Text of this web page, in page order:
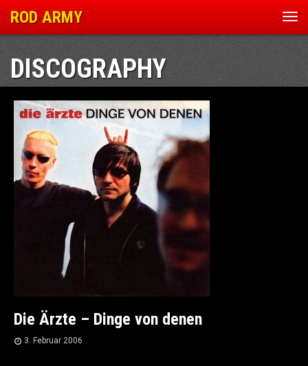
ROD ARMY
DISCOGRAPHY
Die Ärzte – Dinge von denen
3. Februar 2006